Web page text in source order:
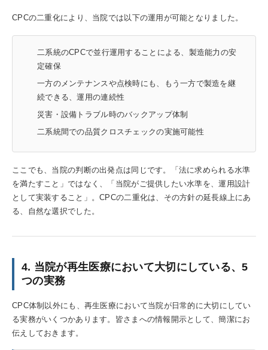
CPCの二重化により、当院では以下の運用が可能となりました。
二系統のCPCで並行運用することによる、製造能力の安
定確保
一方のメンテナンスや点検時にも、もう一方で製造を継
続できる、運用の連続性
災害・設備トラブル時のバックアップ体制
二系統間での品質クロスチェックの実施可能性
ここでも、当院の判断の出発点は同じです。「法に求められる水準
を満たすこと」ではなく、「当院がご提供したい水準を、運用設計
として実装すること」。CPCの二重化は、その方針の延長線上にあ
る、自然な選択でした。
4. 当院が再生医療において大切にしている、5
つの実務
CPC体制以外にも、再生医療において当院が日常的に大切にしてい
る実務がいくつかあります。皆さまへの情報開示として、簡潔にお
伝えしておきます。